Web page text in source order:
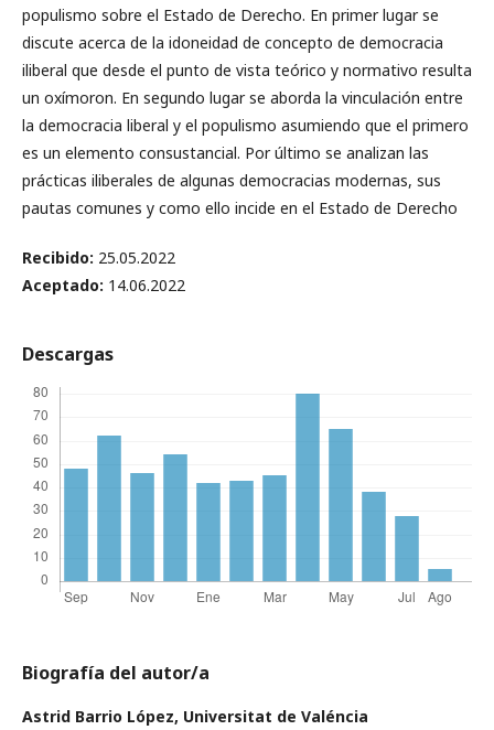
populismo sobre el Estado de Derecho. En primer lugar se
discute acerca de la idoneidad de concepto de democracia
iliberal que desde el punto de vista teórico y normativo resulta
un oxímoron. En segundo lugar se aborda la vinculación entre
la democracia liberal y el populismo asumiendo que el primero
es un elemento consustancial. Por último se analizan las
prácticas iliberales de algunas democracias modernas, sus
pautas comunes y como ello incide en el Estado de Derecho
Recibido: 25.05.2022
Aceptado: 14.06.2022
Descargas
Biografía del autor/a
Astrid Barrio López, Universitat de Valéncia